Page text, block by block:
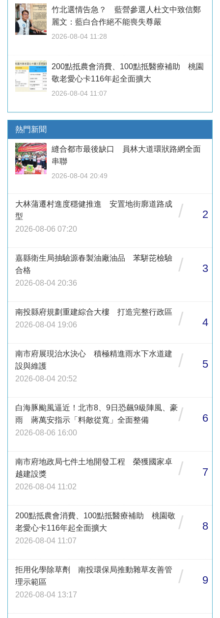
竹北選情告急？ 藍營參選人杜文中致信鄭
麗文：藍白合作絕不能喪失尊嚴
2026-08-04 11:28
200點抵農會消費、100點抵醫療補助 桃園
敬老愛心卡116年起全面擴大
2026-08-04 11:07
熱門新聞
縫合都市最後缺口 員林大道環狀路網全面
串聯
2026-08-04 20:49
大林蒲遷村進度穩健推進 安置地街廓道路成
型
2026-08-06 07:20
/ 2
嘉縣衛生局抽驗源春製油廠油品 苯駢芘檢驗
合格
2026-08-04 20:36
/ 3
南投縣府規劃重建綜合大樓 打造完整行政區
2026-08-04 19:06
/ 4
南市府展現治水決心 積極精進雨水下水道建
設與維護
2026-08-04 20:52
/ 5
白海豚颱風逼近！北市8、9日恐飆9級陣風、豪
雨 蔣萬安指示「料敵從寬」全面整備
2026-08-06 16:00
/ 6
南市府地政局七件土地開發工程 榮獲國家卓
越建設獎
2026-08-04 11:02
/ 7
200點抵農會消費、100點抵醫療補助 桃園敬
老愛心卡116年起全面擴大
2026-08-04 11:07
/ 8
拒用化學除草劑 南投環保局推動雜草友善管
理示範區
2026-08-04 13:17
/ 9